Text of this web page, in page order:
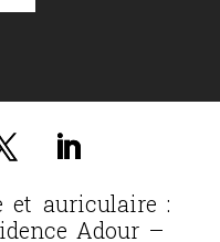
et auriculaire :
Adour –